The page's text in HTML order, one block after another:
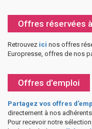
Offres réservées
Retrouvez ici nos offres
Europresse, offres de nos
Offres d’emploi
Partagez vos offres
directement à nos
Pour recevoir notre